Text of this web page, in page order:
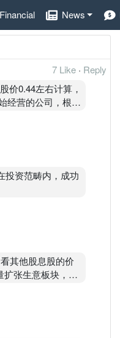
Financial News
7 Like · Reply
价0.44左右计算，
经营的公司，根基
现金公司，能够
投资范畴内，成功
想公司获利肯定
其他股息股的价
扩张生意板块，没